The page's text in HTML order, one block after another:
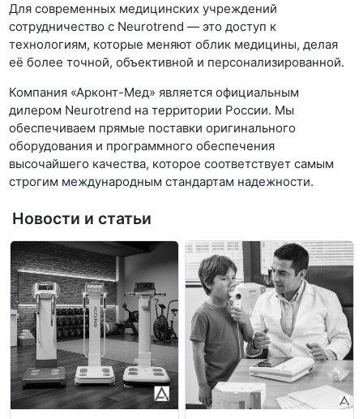
Для современных медицинских учреждений
сотрудничество с Neurotrend — это доступ к
технологиям, которые меняют облик медицины, делая
её более точной, объективной и персонализированной.
Компания «Арконт-Мед» является официальным
дилером Neurotrend на территории России. Мы
обеспечиваем прямые поставки оригинального
оборудования и программного обеспечения
высочайшего качества, которое соответствует самым
строгим международным стандартам надежности.
Новости и статьи